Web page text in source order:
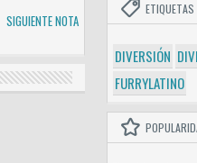
SIGUIENTE NOTA
ETIQUETAS
DIVERSIÓN
FURRYLATINO